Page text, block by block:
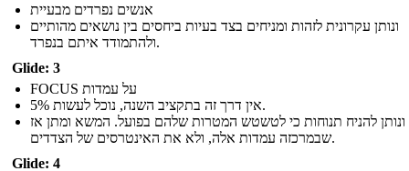
אנשים נפרדים מבעיית
ונותן עקרונית לזהות ומניחים בצד בעיות ביחסים בין נושאים מהותיים
ולהתמודד איתם בנפרד.
Glide: 3
FOCUS על עמדות
אין דרך זה בתקציב השנה, נוכל לעשות 5%.
ונותן להניח תנוחות כי לטשטש המטרות שלהם בפועל. המשא ומתן אז
שבמרכזה עמדות אלה, ולא את האינטרסים של הצדדים.
Glide: 4